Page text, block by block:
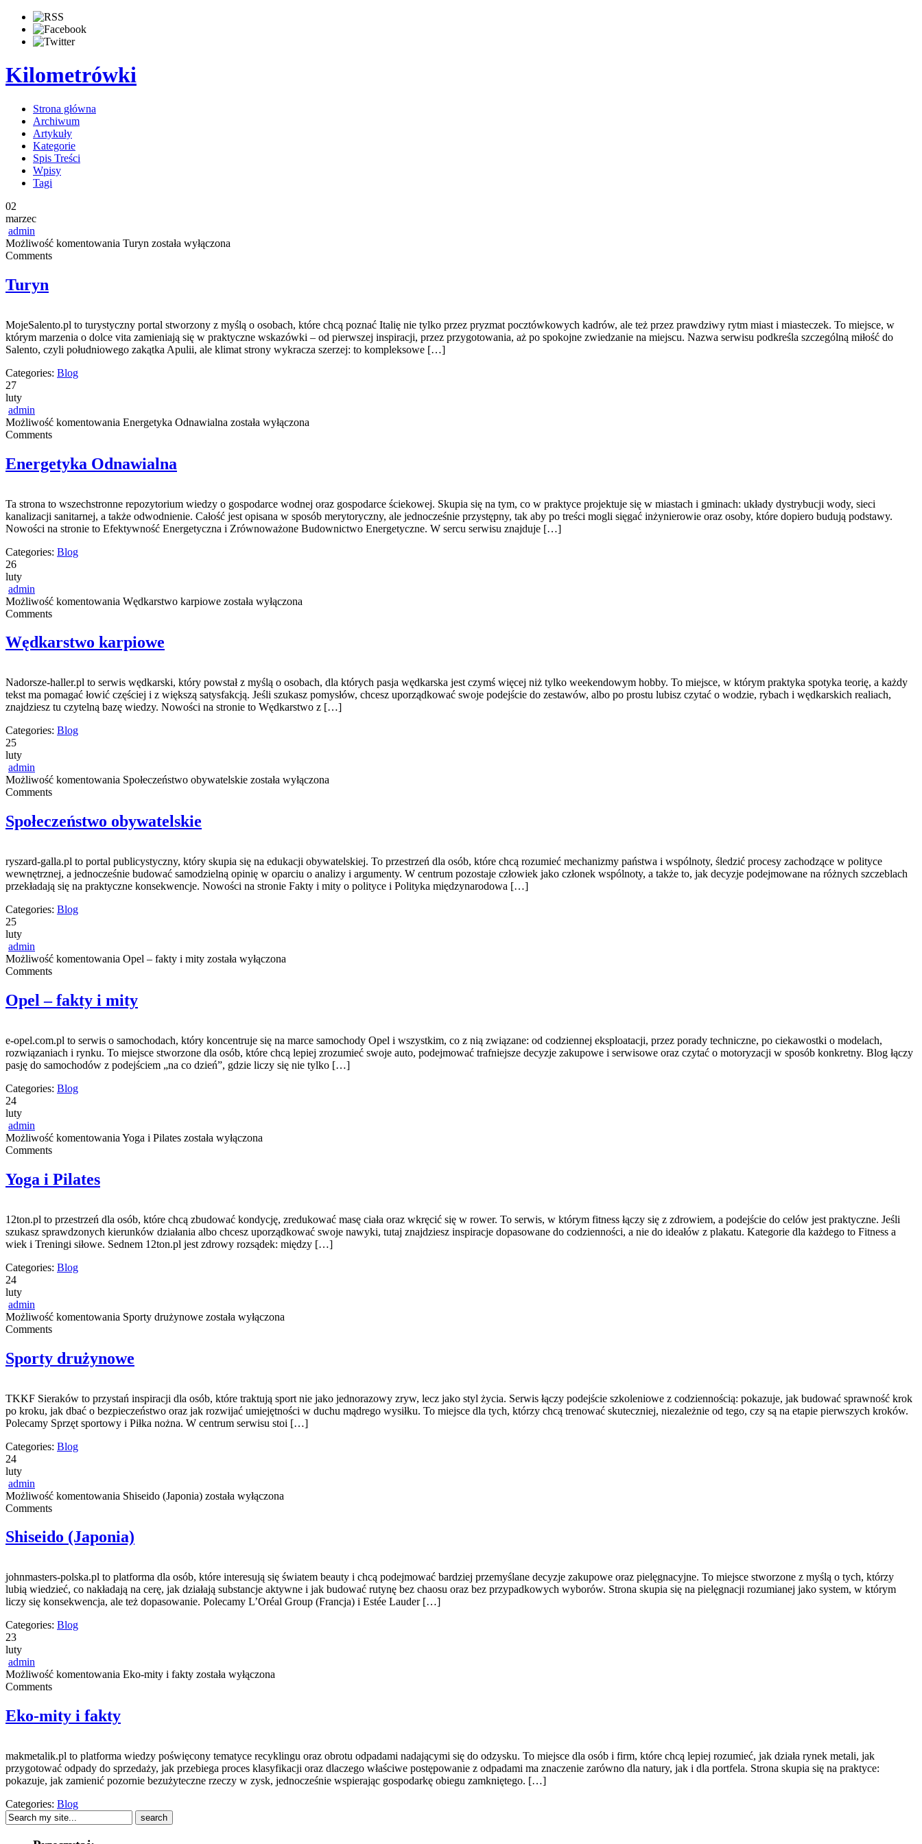
Kilometrówki
Strona główna
Archiwum
Artykuły
Kategorie
Spis Treści
Wpisy
Tagi
02
marzec
admin
Możliwość komentowania Turyn została wyłączona
Comments
Turyn
MojeSalento.pl to turystyczny portal stworzony z myślą o osobach, które chcą poznać Italię nie tylko przez pryzmat pocztówkowych kadrów, ale też przez prawdziwy rytm miast i miasteczek. To miejsce, w
którym marzenia o dolce vita zamieniają się w praktyczne wskazówki – od pierwszej inspiracji, przez przygotowania, aż po spokojne zwiedzanie na miejscu. Nazwa serwisu podkreśla szczególną miłość do
Salento, czyli południowego zakątka Apulii, ale klimat strony wykracza szerzej: to kompleksowe […]
Categories: Blog
27
luty
admin
Możliwość komentowania Energetyka Odnawialna została wyłączona
Comments
Energetyka Odnawialna
Ta strona to wszechstronne repozytorium wiedzy o gospodarce wodnej oraz gospodarce ściekowej. Skupia się na tym, co w praktyce projektuje się w miastach i gminach: układy dystrybucji wody, sieci
kanalizacji sanitarnej, a także odwodnienie. Całość jest opisana w sposób merytoryczny, ale jednocześnie przystępny, tak aby po treści mogli sięgać inżynierowie oraz osoby, które dopiero budują podstawy.
Nowości na stronie to Efektywność Energetyczna i Zrównoważone Budownictwo Energetyczne. W sercu serwisu znajduje […]
Categories: Blog
26
luty
admin
Możliwość komentowania Wędkarstwo karpiowe została wyłączona
Comments
Wędkarstwo karpiowe
Nadorsze-haller.pl to serwis wędkarski, który powstał z myślą o osobach, dla których pasja wędkarska jest czymś więcej niż tylko weekendowym hobby. To miejsce, w którym praktyka spotyka teorię, a każdy
tekst ma pomagać łowić częściej i z większą satysfakcją. Jeśli szukasz pomysłów, chcesz uporządkować swoje podejście do zestawów, albo po prostu lubisz czytać o wodzie, rybach i wędkarskich realiach,
znajdziesz tu czytelną bazę wiedzy. Nowości na stronie to Wędkarstwo z […]
Categories: Blog
25
luty
admin
Możliwość komentowania Społeczeństwo obywatelskie została wyłączona
Comments
Społeczeństwo obywatelskie
ryszard-galla.pl to portal publicystyczny, który skupia się na edukacji obywatelskiej. To przestrzeń dla osób, które chcą rozumieć mechanizmy państwa i wspólnoty, śledzić procesy zachodzące w polityce
wewnętrznej, a jednocześnie budować samodzielną opinię w oparciu o analizy i argumenty. W centrum pozostaje człowiek jako członek wspólnoty, a także to, jak decyzje podejmowane na różnych szczeblach
przekładają się na praktyczne konsekwencje. Nowości na stronie Fakty i mity o polityce i Polityka międzynarodowa […]
Categories: Blog
25
luty
admin
Możliwość komentowania Opel – fakty i mity została wyłączona
Comments
Opel – fakty i mity
e-opel.com.pl to serwis o samochodach, który koncentruje się na marce samochody Opel i wszystkim, co z nią związane: od codziennej eksploatacji, przez porady techniczne, po ciekawostki o modelach,
rozwiązaniach i rynku. To miejsce stworzone dla osób, które chcą lepiej zrozumieć swoje auto, podejmować trafniejsze decyzje zakupowe i serwisowe oraz czytać o motoryzacji w sposób konkretny. Blog łączy
pasję do samochodów z podejściem „na co dzień”, gdzie liczy się nie tylko […]
Categories: Blog
24
luty
admin
Możliwość komentowania Yoga i Pilates została wyłączona
Comments
Yoga i Pilates
12ton.pl to przestrzeń dla osób, które chcą zbudować kondycję, zredukować masę ciała oraz wkręcić się w rower. To serwis, w którym fitness łączy się z zdrowiem, a podejście do celów jest praktyczne. Jeśli
szukasz sprawdzonych kierunków działania albo chcesz uporządkować swoje nawyki, tutaj znajdziesz inspiracje dopasowane do codzienności, a nie do ideałów z plakatu. Kategorie dla każdego to Fitness a
wiek i Treningi siłowe. Sednem 12ton.pl jest zdrowy rozsądek: między […]
Categories: Blog
24
luty
admin
Możliwość komentowania Sporty drużynowe została wyłączona
Comments
Sporty drużynowe
TKKF Sieraków to przystań inspiracji dla osób, które traktują sport nie jako jednorazowy zryw, lecz jako styl życia. Serwis łączy podejście szkoleniowe z codziennością: pokazuje, jak budować sprawność krok
po kroku, jak dbać o bezpieczeństwo oraz jak rozwijać umiejętności w duchu mądrego wysiłku. To miejsce dla tych, którzy chcą trenować skuteczniej, niezależnie od tego, czy są na etapie pierwszych kroków.
Polecamy Sprzęt sportowy i Piłka nożna. W centrum serwisu stoi […]
Categories: Blog
24
luty
admin
Możliwość komentowania Shiseido (Japonia) została wyłączona
Comments
Shiseido (Japonia)
johnmasters-polska.pl to platforma dla osób, które interesują się światem beauty i chcą podejmować bardziej przemyślane decyzje zakupowe oraz pielęgnacyjne. To miejsce stworzone z myślą o tych, którzy
lubią wiedzieć, co nakładają na cerę, jak działają substancje aktywne i jak budować rutynę bez chaosu oraz bez przypadkowych wyborów. Strona skupia się na pielęgnacji rozumianej jako system, w którym
liczy się konsekwencja, ale też dopasowanie. Polecamy L’Oréal Group (Francja) i Estée Lauder […]
Categories: Blog
23
luty
admin
Możliwość komentowania Eko-mity i fakty została wyłączona
Comments
Eko-mity i fakty
makmetalik.pl to platforma wiedzy poświęcony tematyce recyklingu oraz obrotu odpadami nadającymi się do odzysku. To miejsce dla osób i firm, które chcą lepiej rozumieć, jak działa rynek metali, jak
przygotować odpady do sprzedaży, jak przebiega proces klasyfikacji oraz dlaczego właściwe postępowanie z odpadami ma znaczenie zarówno dla natury, jak i dla portfela. Strona skupia się na praktyce:
pokazuje, jak zamienić pozornie bezużyteczne rzeczy w zysk, jednocześnie wspierając gospodarkę obiegu zamkniętego. […]
Categories: Blog